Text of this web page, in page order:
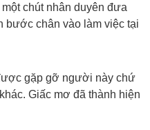
chút nhân duyên đưa
bước chân vào làm việc tại
gặp gỡ người này chứ
Giấc mơ đã thành hiện